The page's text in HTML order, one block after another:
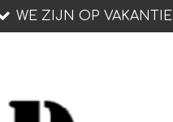
WE ZIJN OP VAKANTIE